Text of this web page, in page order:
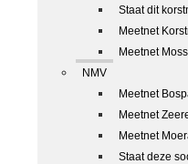
Staat dit
Meetnet
Meetnet
NMV
Meetnet
Meetnet
Meetnet
Staat deze